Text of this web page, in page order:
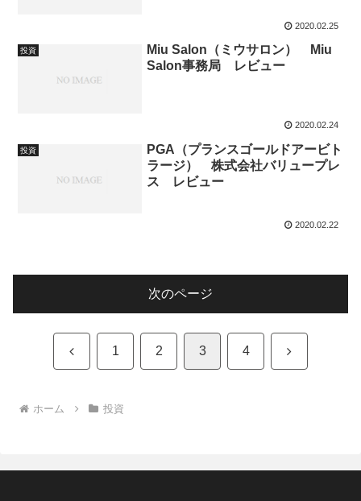
2020.02.25
投資
Miu Salon（ミウサロン） Miu
Salon事務局 レビュー
2020.02.24
投資
PGA（プランスゴールドアービト
ラージ） 株式会社バリュープレ
ス レビュー
2020.02.22
次のページ
前 1 2 3 4 次
ホーム 投資